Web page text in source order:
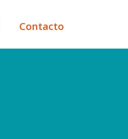
Contacto